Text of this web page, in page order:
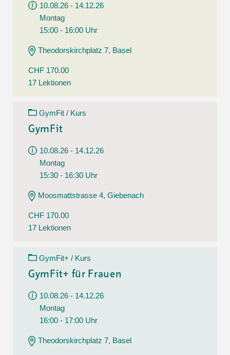
10.08.26 - 14.12.26
Montag
15:00 - 16:00 Uhr
Theodorskirchplatz 7, Basel
CHF 170.00
17 Lektionen
GymFit / Kurs
GymFit
10.08.26 - 14.12.26
Montag
15:30 - 16:30 Uhr
Moosmattstrasse 4, Giebenach
CHF 170.00
17 Lektionen
GymFit+ / Kurs
GymFit+ für Frauen
10.08.26 - 14.12.26
Montag
16:00 - 17:00 Uhr
Theodorskirchplatz 7, Basel